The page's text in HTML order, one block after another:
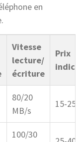
en
Vitesse
lecture/
écriture
Prix
80/20
MB/s
15-25€
100/30